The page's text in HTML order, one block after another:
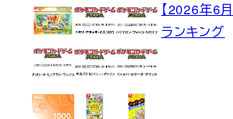
【2026年6
ランキング